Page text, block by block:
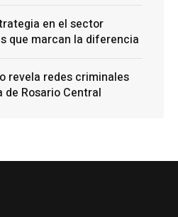
en el sector
que marcan la diferencia
revela redes criminales
Rosario Central